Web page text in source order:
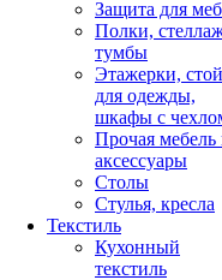
Защита для
Полки,
тумбы
Этажерки,
для одежды,
шкафы с
Прочая мебель
аксессуары
Столы
Стулья, кресла
Текстиль
Кухонный
текстиль